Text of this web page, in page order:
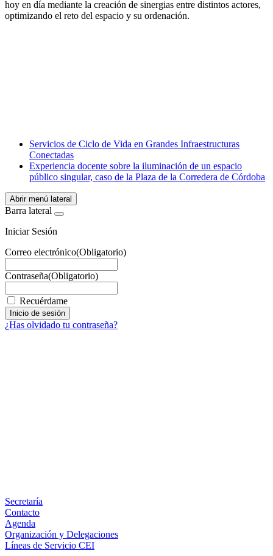
hoy en día mediante la creación de sinergias entre distintos actores,
optimizando el reto del espacio y su ordenación.
WhatsApp
Servicios de Ciclo de Vida en Grandes Infraestructuras
Conectadas
Experiencia docente sobre la iluminación de un espacio
público singular, caso de la Plaza de la Corredera de Córdoba
Abrir menú lateral
Barra lateral
Iniciar Sesión
Correo electrónico(Obligatorio)
Contraseña(Obligatorio)
Recuérdame
¿Has olvidado tu contraseña?
Secretaría
Contacto
Agenda
Organización y Delegaciones
Líneas de Servicio CEI